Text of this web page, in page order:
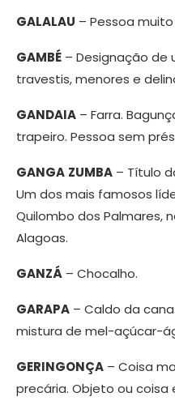
GALALAU – Pessoa
GAMBÉ – Designação de
travestis, menores e
GANDAIA – Farra.
trapeiro. Pessoa sem
GANGA ZUMBA – Título
Um dos mais famosos
Quilombo dos Palmares,
Alagoas.
GANZÁ – Chocalho.
GARAPA – Caldo da
mistura de mel-açúcar-
GERINGONÇA – Coisa
precária. Objeto ou coisa